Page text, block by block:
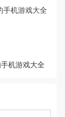
机游戏大全